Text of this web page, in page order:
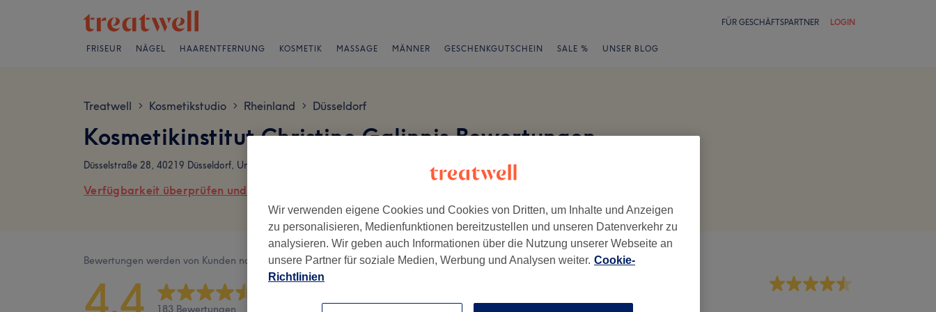
FÜR GESCHÄFTSPARTNER LOGIN
FRISEUR NÄGEL HAARENTFERNUNG KOSMETIK MASSAGE MÄNNER GESCHENKGUTSCHEIN SALE % UNSER BLOG
Treatwell > Kosmetikstudio > Rheinland > Düsseldorf
Kosmetikinstitut Christine Galinnis Bewertungen
Düsselstraße 28, 40219 Düsseldorf, Unterbilk
Verfügbarkeit überprüfen und online buchen
Bewertungen werden von Kunden nach ihrem Besuch geschrieben.
4,4 183 Bewertungen
Wir verwenden eigene Cookies und Cookies von Dritten, um Inhalte und Anzeigen
zu personalisieren, Medienfunktionen bereitzustellen und unseren Datenverkehr zu
analysieren. Wir geben auch Informationen über die Nutzung unserer Webseite an
unsere Partner für soziale Medien, Werbung und Analysen weiter. Cookie-
Richtlinien